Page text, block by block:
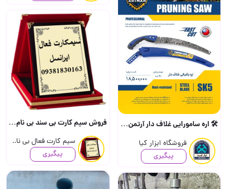
🛠️ اره سامورایی غلاف دار آرتمن 🛠️ 📦 تعداد در کارتن : ۶۰ عدد 📦 📍 به صورت خرده هم امکا..
فروشگاه ابزار کیا
پیگیری
فروش سیم کارت بی سند بی نام برای خرید لطفا تماس بگیرید
سیم کارت فعال بی نا..
پیگیری